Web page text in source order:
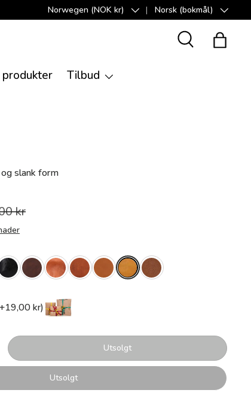
Land/Region
Norwegen (NOK kr) SpråkNorsk (bokmål)
Suche
produkter Tilbud
slank form
kr
kr)
Utsolgt
Utsolgt